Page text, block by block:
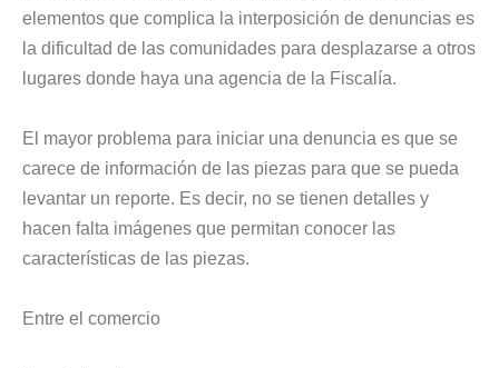
elementos que complica la interposición de denuncias es
la dificultad de las comunidades para desplazarse a otros
lugares donde haya una agencia de la Fiscalía.
El mayor problema para iniciar una denuncia es que se
carece de información de las piezas para que se pueda
levantar un reporte. Es decir, no se tienen detalles y
hacen falta imágenes que permitan conocer las
características de las piezas.
Entre el comercio